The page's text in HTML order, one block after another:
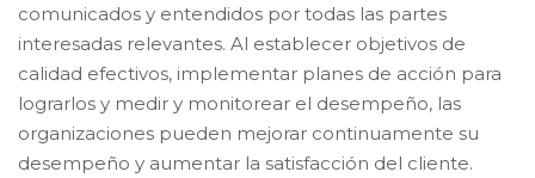
comunicados y entendidos por todas las partes
interesadas relevantes. Al establecer objetivos de
calidad efectivos, implementar planes de acción para
lograrlos y medir y monitorear el desempeño, las
organizaciones pueden mejorar continuamente su
desempeño y aumentar la satisfacción del cliente.